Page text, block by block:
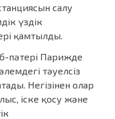
салу
үздік
қамтылды.
пәтері Парижде
тәуелсіз
. Негізінен олар
іске қосу және